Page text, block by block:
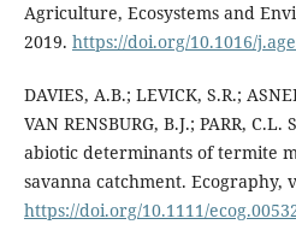
Agriculture, Ecosystems and
2019. https://doi.org/10.1016/
DAVIES, A.B.; LEVICK, S.R.;
VAN RENSBURG, B.J.; PARR,
abiotic determinants of termite
savanna catchment. Ecography,
https://doi.org/10.1111/